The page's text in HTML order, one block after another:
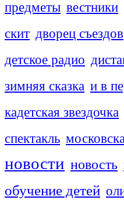
предметы вестники
скит дворец съездов
детское радио
зимняя сказка и в
кадетская звездочка
спектакль
новости новость
обучение детей